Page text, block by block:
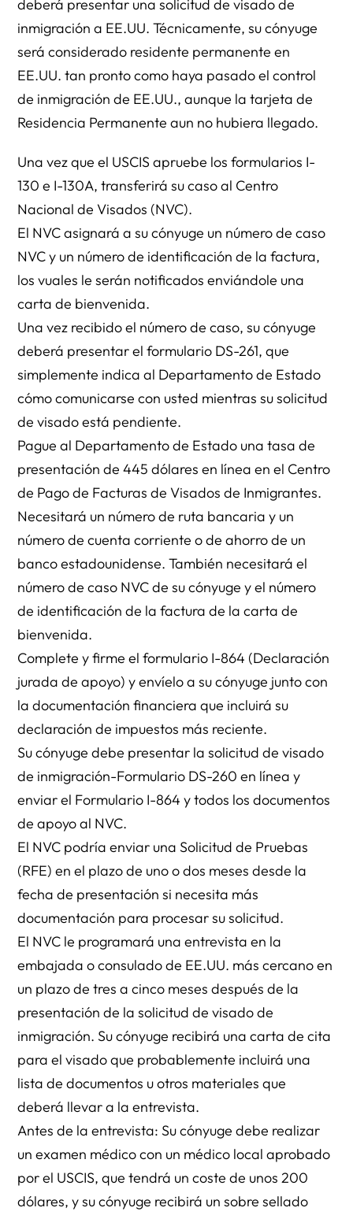
deberá presentar una solicitud de visado de
inmigración a EE.UU. Técnicamente, su cónyuge
será considerado residente permanente en
EE.UU. tan pronto como haya pasado el control
de inmigración de EE.UU., aunque la tarjeta de
Residencia Permanente aun no hubiera llegado.
Una vez que el USCIS apruebe los formularios I-
130 e I-130A, transferirá su caso al Centro
Nacional de Visados (NVC).
El NVC asignará a su cónyuge un número de caso
NVC y un número de identificación de la factura,
los vuales le serán notificados enviándole una
carta de bienvenida.
Una vez recibido el número de caso, su cónyuge
deberá presentar el formulario DS-261, que
simplemente indica al Departamento de Estado
cómo comunicarse con usted mientras su solicitud
de visado está pendiente.
Pague al Departamento de Estado una tasa de
presentación de 445 dólares en línea en el Centro
de Pago de Facturas de Visados de Inmigrantes.
Necesitará un número de ruta bancaria y un
número de cuenta corriente o de ahorro de un
banco estadounidense. También necesitará el
número de caso NVC de su cónyuge y el número
de identificación de la factura de la carta de
bienvenida.
Complete y firme el formulario I-864 (Declaración
jurada de apoyo) y envíelo a su cónyuge junto con
la documentación financiera que incluirá su
declaración de impuestos más reciente.
Su cónyuge debe presentar la solicitud de visado
de inmigración-Formulario DS-260 en línea y
enviar el Formulario I-864 y todos los documentos
de apoyo al NVC.
El NVC podría enviar una Solicitud de Pruebas
(RFE) en el plazo de uno o dos meses desde la
fecha de presentación si necesita más
documentación para procesar su solicitud.
El NVC le programará una entrevista en la
embajada o consulado de EE.UU. más cercano en
un plazo de tres a cinco meses después de la
presentación de la solicitud de visado de
inmigración. Su cónyuge recibirá una carta de cita
para el visado que probablemente incluirá una
lista de documentos u otros materiales que
deberá llevar a la entrevista.
Antes de la entrevista: Su cónyuge debe realizar
un examen médico con un médico local aprobado
por el USCIS, que tendrá un coste de unos 200
dólares, y su cónyuge recibirá un sobre sellado